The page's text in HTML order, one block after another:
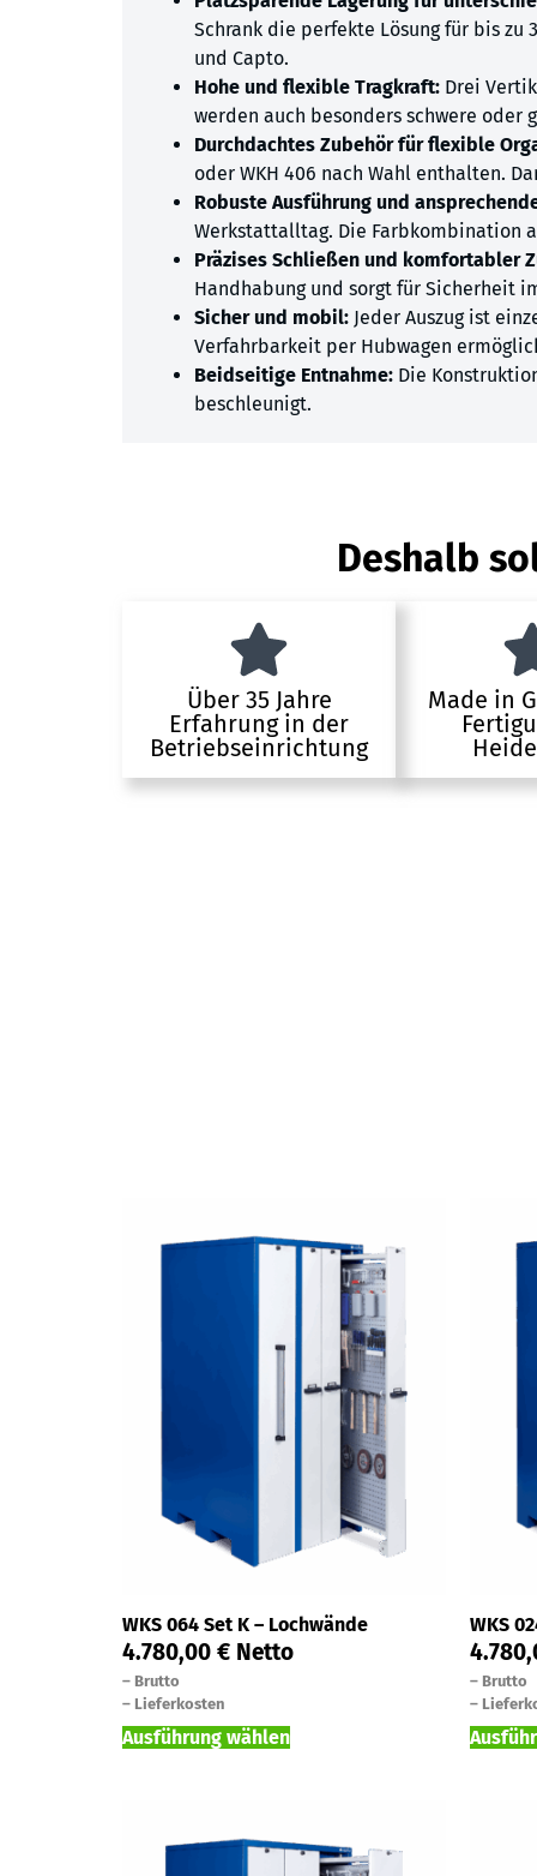
Schrank die perfekte Lösung für bis zu
und Capto.
Hohe und flexible Tragkraft: Drei
werden auch besonders schwere oder
Durchdachtes Zubehör für flexible
oder WKH 406 nach Wahl enthalten.
Robuste Ausführung und
Werkstattalltag. Die Farbkombination
Präzises Schließen und komfortabler
Handhabung und sorgt für Sicherheit
Sicher und mobil: Jeder Auszug ist
Verfahrbarkeit per Hubwagen
Beidseitige Entnahme: Die
beschleunigt.
Deshalb
Über 35 Jahre
Erfahrung in der
Betriebseinrichtung
Made in
WKS 064 Set K – Lochwände
4.780,00 € Netto
– Brutto
– Lieferkosten
Ausführung wählen
WKS
– Brutto
–